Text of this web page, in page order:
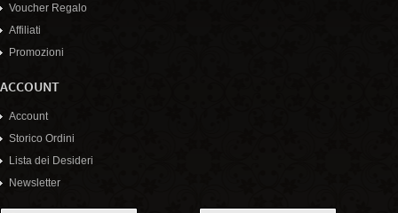
Voucher Regalo
Affiliati
Promozioni
ACCOUNT
Account
Storico Ordini
Lista dei Desideri
Newsletter